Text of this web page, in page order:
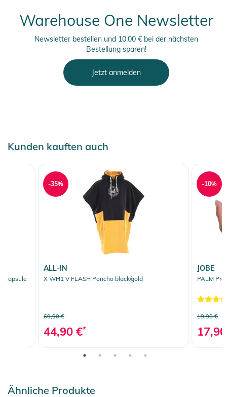
Warehouse One Newsletter
Newsletter bestellen und 10,00 € bei der nächsten
Bestellung sparen!
Jetzt anmelden
Kunden kauften auch
capsule
ALL-IN
X WH1 V FLASH Poncho black/gold
69,90 €
44,90 €*
-35%
JOBE
PALM
19,90 €
-10%
Ähnliche Produkte